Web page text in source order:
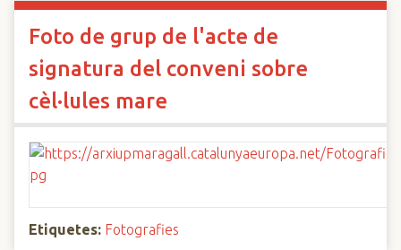
Foto de grup de l'acte de
signatura del conveni sobre
cèl·lules mare
Etiquetes: Fotografies